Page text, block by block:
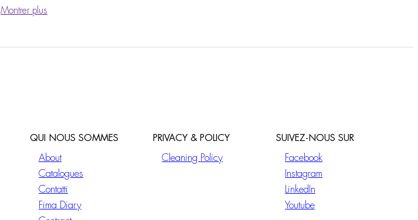
Montrer plus
QUI NOUS SOMMES
About
Catalogues
Contatti
Fima Diary
PRIVACY & POLICY
Cleaning Policy
SUIVEZ-NOUS SUR
Facebook
Instagram
LinkedIn
Youtube